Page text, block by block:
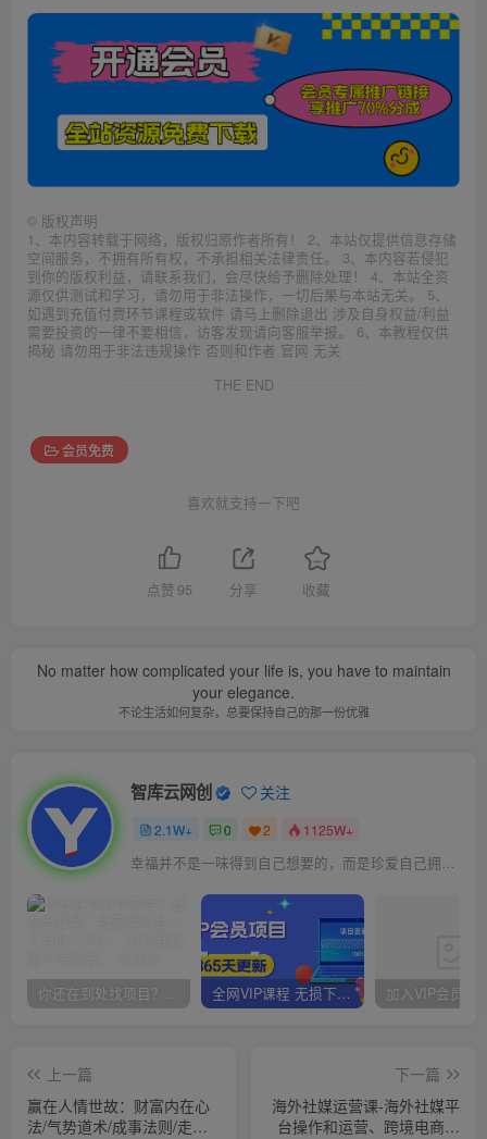
© 版权声明
1、本内容转载于网络，版权归原作者所有！ 2、本站仅提供信息存储
空间服务，不拥有所有权，不承担相关法律责任。 3、本内容若侵犯
到你的版权利益，请联系我们，会尽快给予删除处理！ 4、本站全资
源仅供测试和学习，请勿用于非法操作，一切后果与本站无关。 5、
如遇到充值付费环节课程或软件 请马上删除退出 涉及自身权益/利益
需要投资的一律不要相信，访客发现请向客服举报。 6、本教程仅供
揭秘 请勿用于非法违规操作 否则和作者 官网 无关
THE END
会员免费
喜欢就支持一下吧
点赞 95 分享 收藏
No matter how complicated your life is, you have to maintain
your elegance.
不论生活如何复杂，总要保持自己的那一份优雅
智库云网创 关注
2.1W+ 0 2 1125W+
幸福并不是一味得到自己想要的，而是珍爱自己拥有的
你还在到处找项目？还在当韭菜？我靠卖项目一个月收入5万+，曾经我也是个失败者。 全网VIP课程 无损下载~
上一篇
赢在人情世故：财富内在心
法/气势道术/成事法则/走向
下一篇
海外社媒运营课-海外社媒平
台操作和运营、跨境电商基